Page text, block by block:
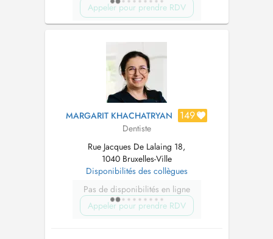
Appeler pour prendre RDV
MARGARIT KHACHATRYAN 149
Dentiste
Rue Jacques De Lalaing 18,
1040 Bruxelles-Ville
Disponibilités des collègues
Pas de disponibilités en ligne
Appeler pour prendre RDV